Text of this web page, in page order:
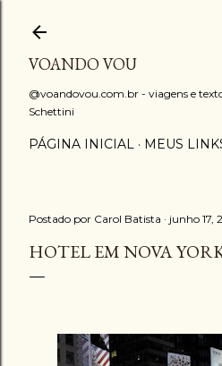
VOANDO VOU
@voandovou.com.br - viagens e
Schettini
PÁGINA INICIAL MEUS
Postado por Carol Batista junho 17,
HOTEL EM NOVA